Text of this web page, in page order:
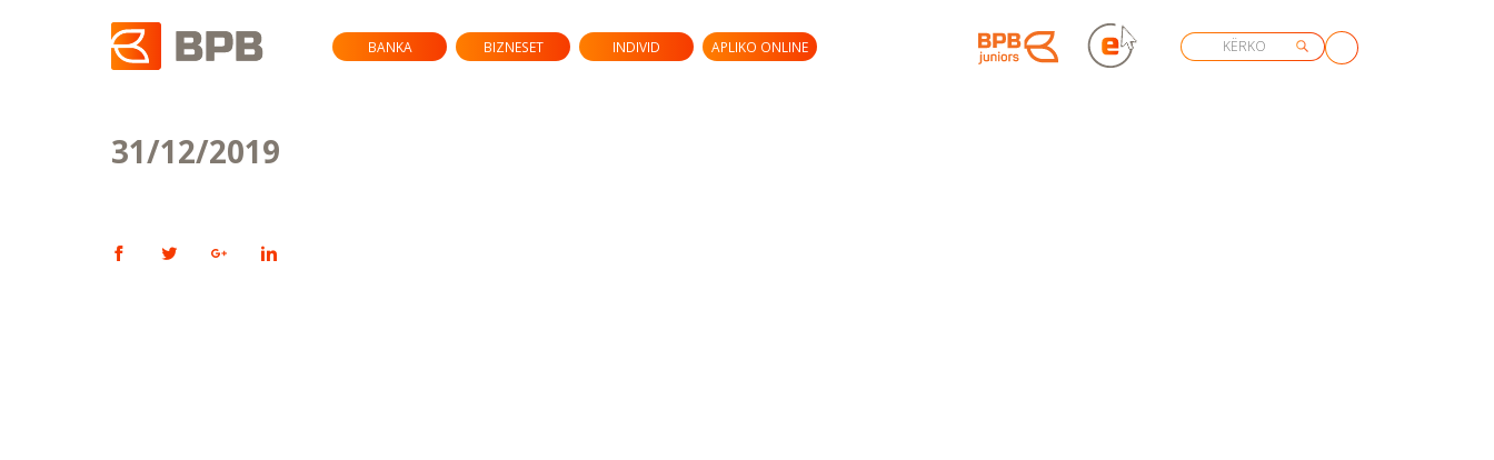
BANKA BIZNESET INDIVID APLIKO ONLINE
31/12/2019